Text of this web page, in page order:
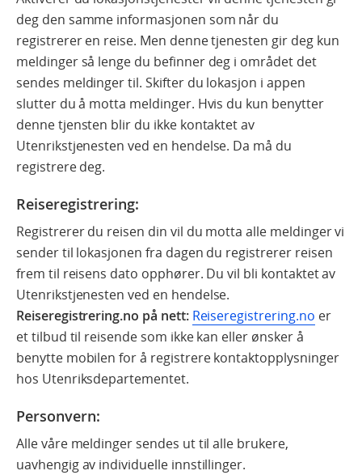
deg den samme informasjonen som når du
registrerer en reise. Men denne tjenesten gir deg kun
meldinger så lenge du befinner deg i området det
sendes meldinger til. Skifter du lokasjon i appen
slutter du å motta meldinger. Hvis du kun benytter
denne tjensten blir du ikke kontaktet av
Utenrikstjenesten ved en hendelse. Da må du
registrere deg.
Reiseregistrering:
Registrerer du reisen din vil du motta alle meldinger vi
sender til lokasjonen fra dagen du registrerer reisen
frem til reisens dato opphører. Du vil bli kontaktet av
Utenrikstjenesten ved en hendelse.
Reiseregistrering.no på nett: Reiseregistrering.no er
et tilbud til reisende som ikke kan eller ønsker å
benytte mobilen for å registrere kontaktopplysninger
hos Utenriksdepartementet.
Personvern:
Alle våre meldinger sendes ut til alle brukere,
uavhengig av individuelle innstillinger.